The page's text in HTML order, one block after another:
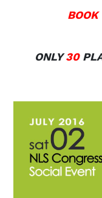
BOOK
ONLY30